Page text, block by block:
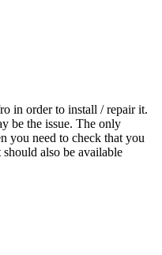
in order to install / repair it.
be the issue. The only
you need to check that you
also be available